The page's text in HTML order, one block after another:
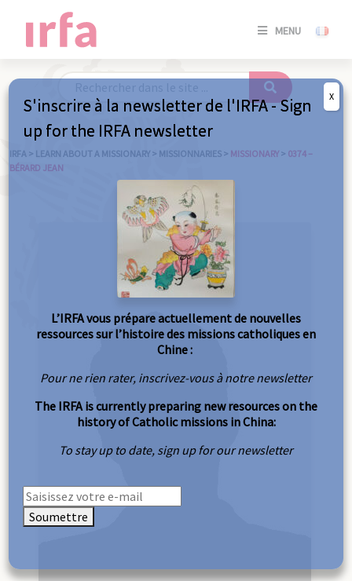
MENU
SE
IRFA > LEARN ABOUT A MISSIONARY > MISSIONNARIES > MISSIONARY > 0374 –
BÉRARD JEAN
S'inscrire à la newsletter de l'IRFA - Sign
up for the IRFA newsletter
L’IRFA vous prépare actuellement de nouvelles
ressources sur l’histoire des missions catholiques en
Chine :
Pour ne rien rater, inscrivez-vous à notre newsletter
The IRFA is currently preparing new resources on the
history of Catholic missions in China:
To stay up to date, sign up for our newsletter
Soumettre
X